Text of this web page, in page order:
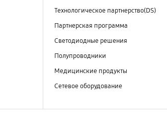
Технологическое партнерство(DS)
Партнерская программа
Светодиодные решения
Полупроводники
Медицинские продукты
Сетевое оборудование